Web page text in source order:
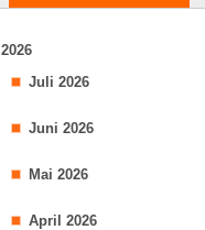
2026
Juli 2026
Juni 2026
Mai 2026
April 2026